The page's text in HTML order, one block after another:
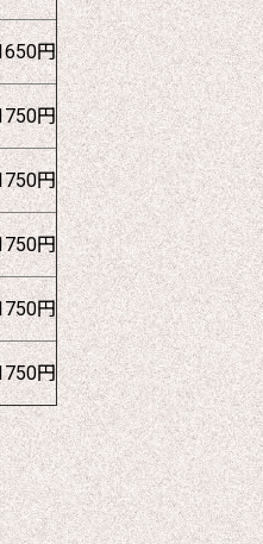
円
円
円
円
円
円